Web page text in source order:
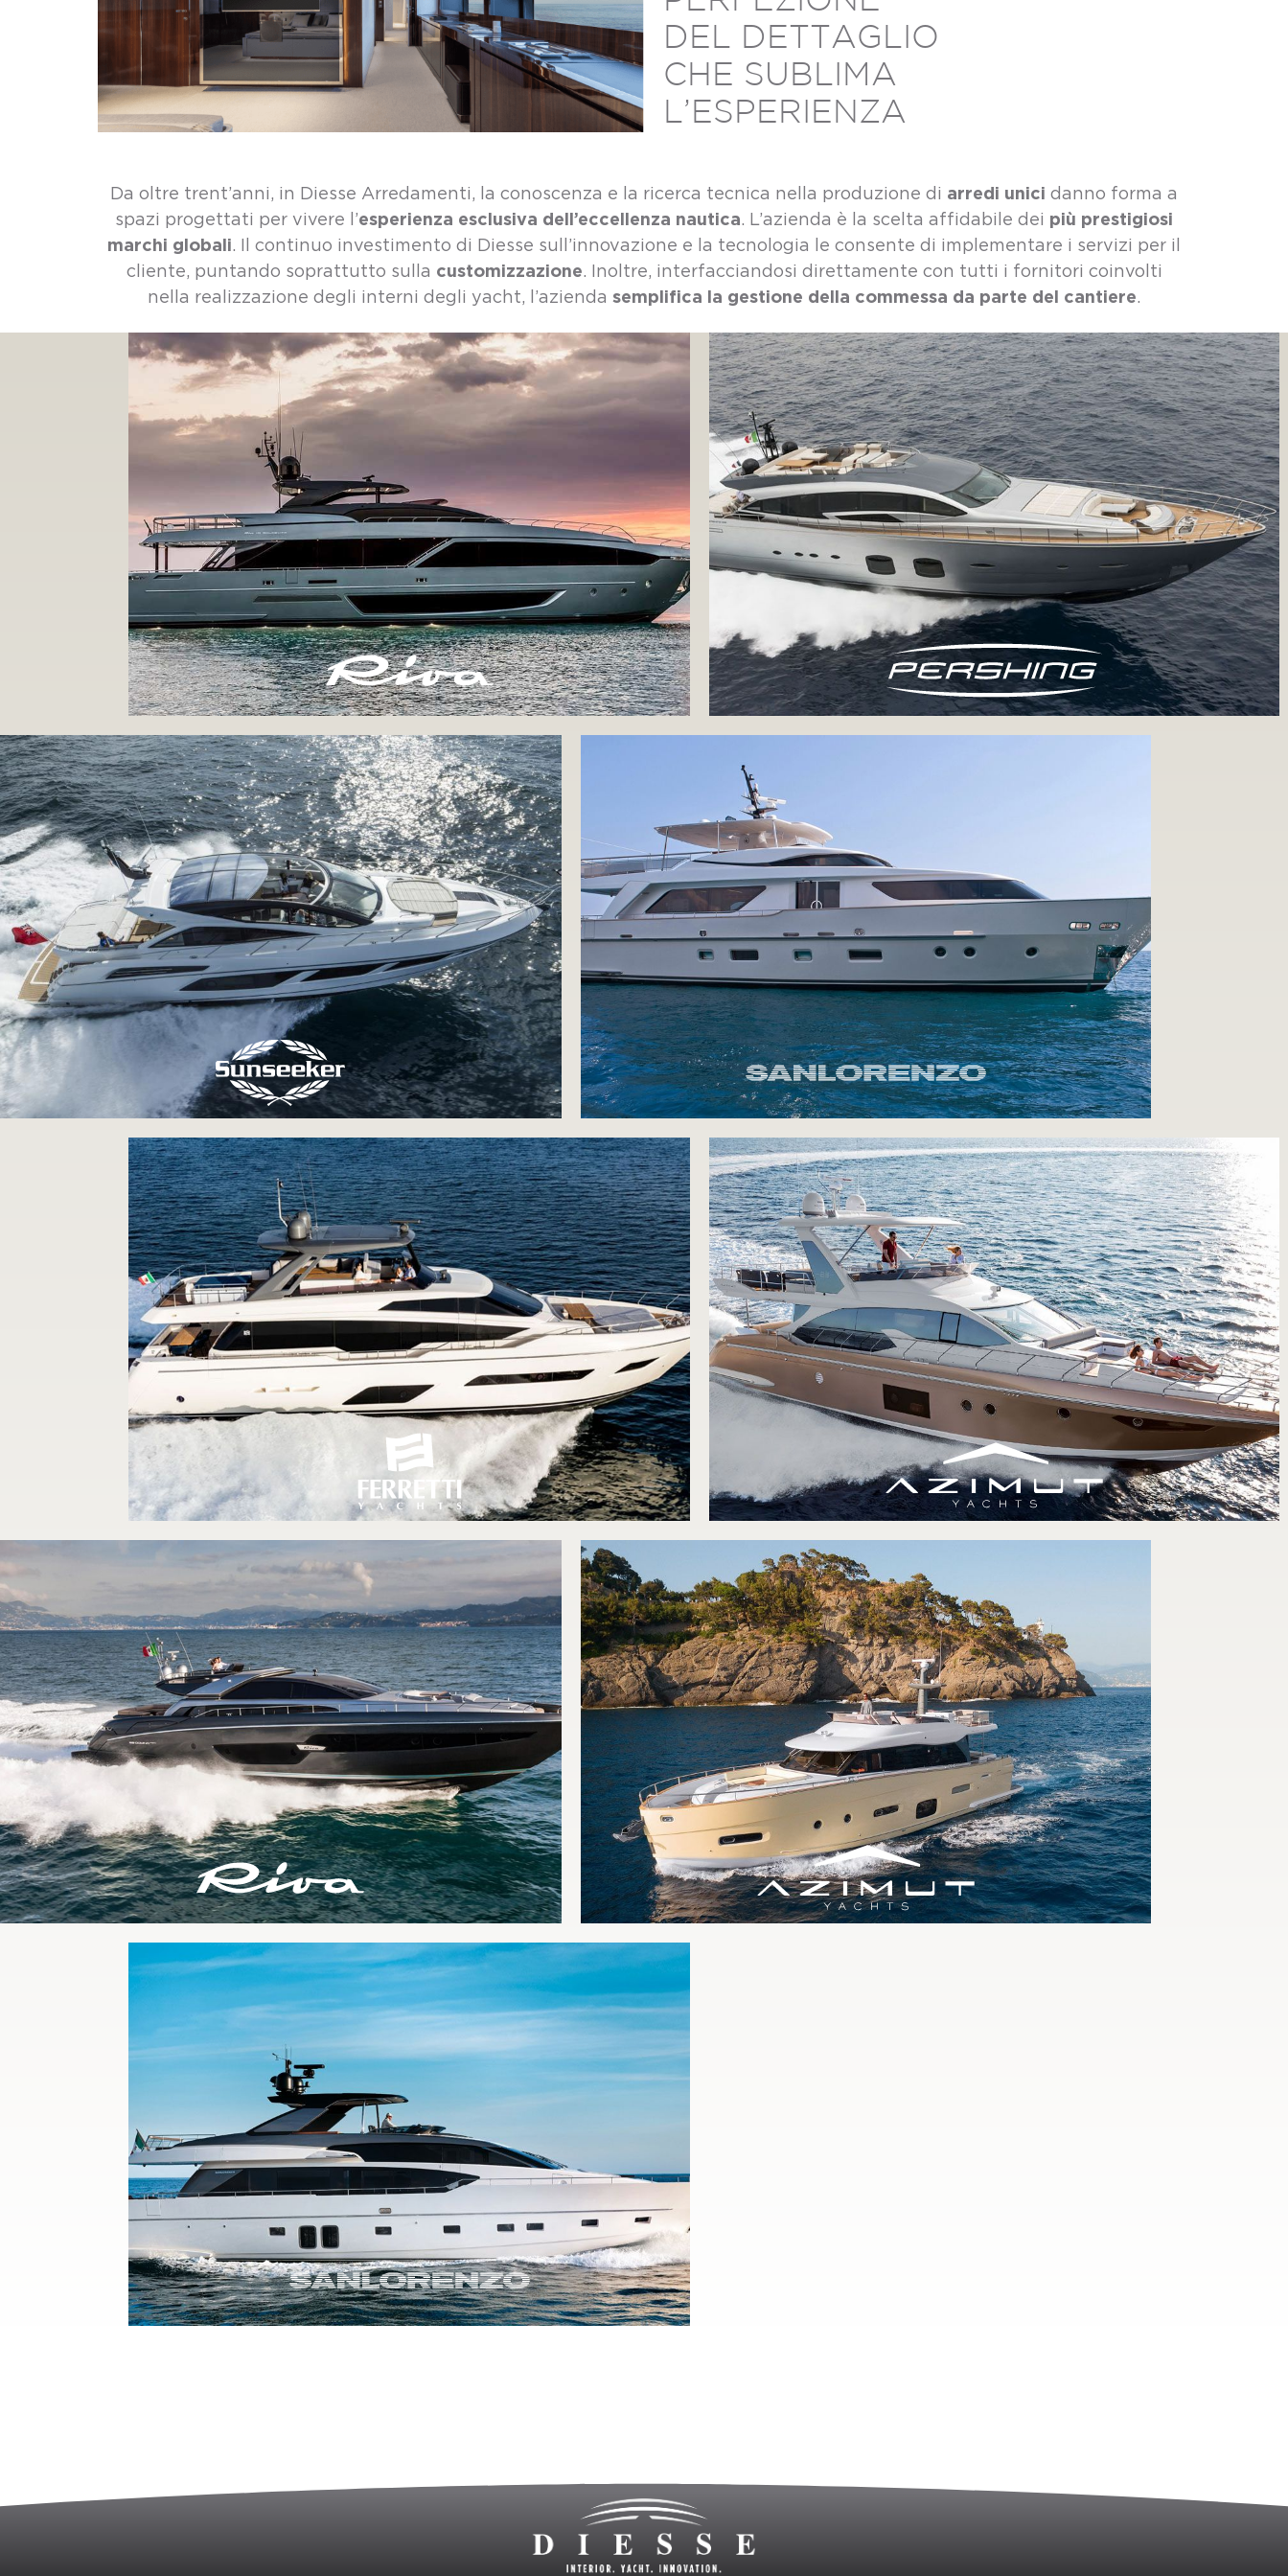
DEL DETTAGLIO
CHE SUBLIMA
L’ESPERIENZA
Da oltre trent’anni, in Diesse Arredamenti, la conoscenza e la ricerca tecnica nella produzione di arredi unici danno forma a
spazi progettati per vivere l’esperienza esclusiva dell’eccellenza nautica. L’azienda è la scelta affidabile dei più prestigiosi
marchi globali. Il continuo investimento di Diesse sull’innovazione e la tecnologia le consente di implementare i servizi per il
cliente, puntando soprattutto sulla customizzazione. Inoltre, interfacciandosi direttamente con tutti i fornitori coinvolti
nella realizzazione degli interni degli yacht, l’azienda semplifica la gestione della commessa da parte del cantiere.